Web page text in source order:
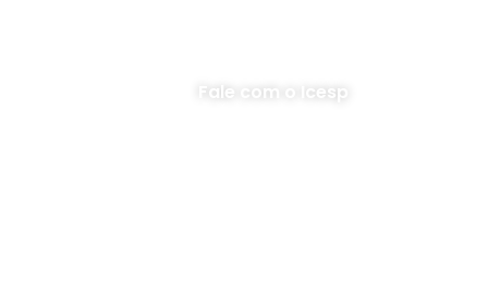
Fale com o Icesp